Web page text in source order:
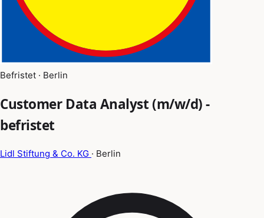
Befristet · Berlin
Customer Data Analyst (m/w/d) -
befristet
Lidl Stiftung & Co. KG · Berlin